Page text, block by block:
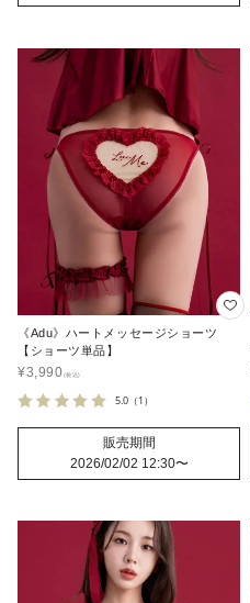
《Adu》ハートメッセージショーツ
【ショーツ単品】
¥3,990
5.0 （1）
販売期間
2026/02/02 12:30〜